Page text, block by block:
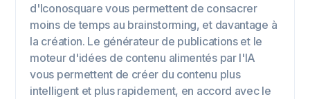
d'Iconosquare vous permettent de consacrer
moins de temps au brainstorming, et davantage à
la création. Le générateur de publications et le
moteur d'idées de contenu alimentés par l'IA
vous permettent de créer du contenu plus
intelligent et plus rapidement, en accord avec le